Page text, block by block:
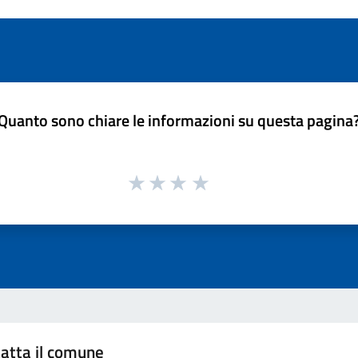
sono chiare le informazioni su questa
il comune